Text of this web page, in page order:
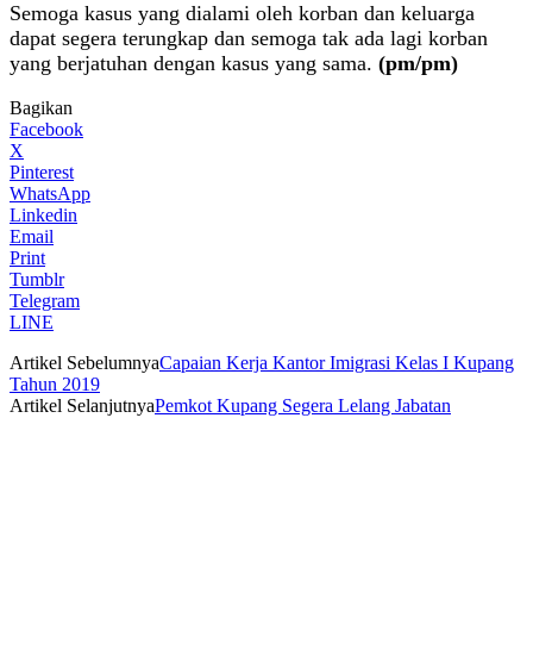
Semoga kasus yang dialami oleh korban dan keluarga
dapat segera terungkap dan semoga tak ada lagi korban
yang berjatuhan dengan kasus yang sama. (pm/pm)
Bagikan
Facebook
X
Pinterest
WhatsApp
Linkedin
Email
Print
Tumblr
Telegram
LINE
Artikel SebelumnyaCapaian Kerja Kantor Imigrasi Kelas I Kupang
Tahun 2019
Artikel SelanjutnyaPemkot Kupang Segera Lelang Jabatan